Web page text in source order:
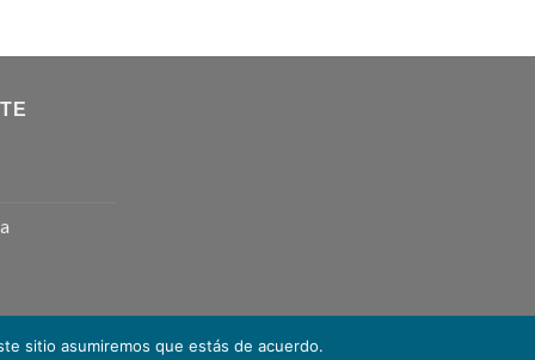
sitio asumiremos que estás de acuerdo.